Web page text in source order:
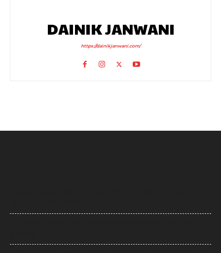
DAINIK JANWANI
https://dainikjanwani.com/